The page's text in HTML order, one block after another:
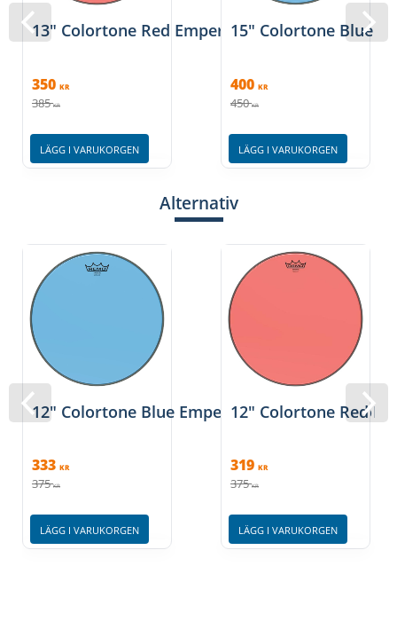
13" Colortone Red Emperor pukskinn, Remo
350 KR
385 KR
LÄGG I VARUKORGEN
15" Colortone Blue
400 KR
450 KR
LÄGG I VARUKORGEN
Alternativ
12" Colortone Blue Emperor pukskinn, Remo
333 KR
375 KR
LÄGG I VARUKORGEN
12" Colortone Red
319 KR
375 KR
LÄGG I VARUKORGEN